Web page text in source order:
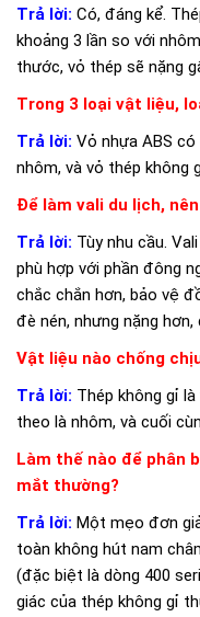
Trả lời: Có, đáng kể.
khoảng 3 lần so với
thước, vỏ thép sẽ nặng
Trong 3 loại vật liệu,
Trả lời: Vỏ nhựa ABS
nhôm, và vỏ thép không
Để làm vali du lịch,
Trả lời: Tùy nhu cầu.
phù hợp với phần đông
chắc chắn hơn, bảo vệ
đè nén, nhưng nặng
Vật liệu nào chống
Trả lời: Thép không gỉ
theo là nhôm, và cuối
Làm thế nào để phân
mắt thường?
Trả lời: Một mẹo đơn
toàn không hút nam
(đặc biệt là dòng 400
giác của thép không gỉ